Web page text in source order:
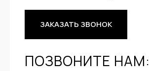
ЗАКАЗАТЬ ЗВОНОК
ПОЗВОНИТЕ НАМ: